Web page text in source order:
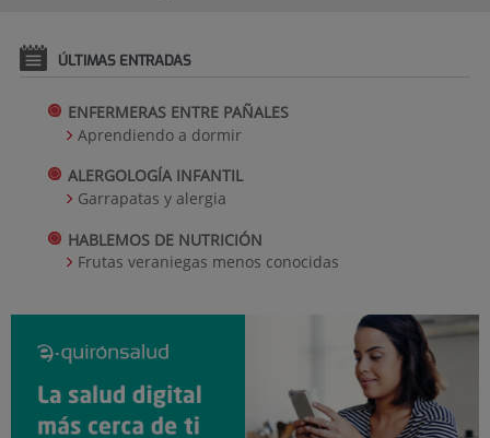
ÚLTIMAS ENTRADAS
ENFERMERAS ENTRE PAÑALES
Aprendiendo a dormir
ALERGOLOGÍA INFANTIL
Garrapatas y alergia
HABLEMOS DE NUTRICIÓN
Frutas veraniegas menos conocidas